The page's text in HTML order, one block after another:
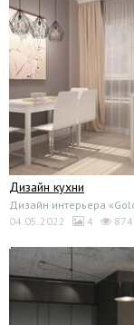
Дизайн кухни
Дизайн интерьера
04.05.2022
4 874